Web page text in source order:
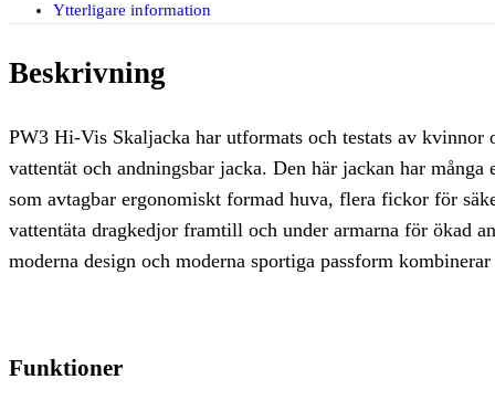
Ytterligare information
Beskrivning
PW3 Hi-Vis Skaljacka har utformats och testats av kvinnor
vattentät och andningsbar jacka. Den här jackan har många
som avtagbar ergonomiskt formad huva, flera fickor för
vattentäta dragkedjor framtill och under armarna för ökad
moderna design och moderna sportiga passform
Funktioner